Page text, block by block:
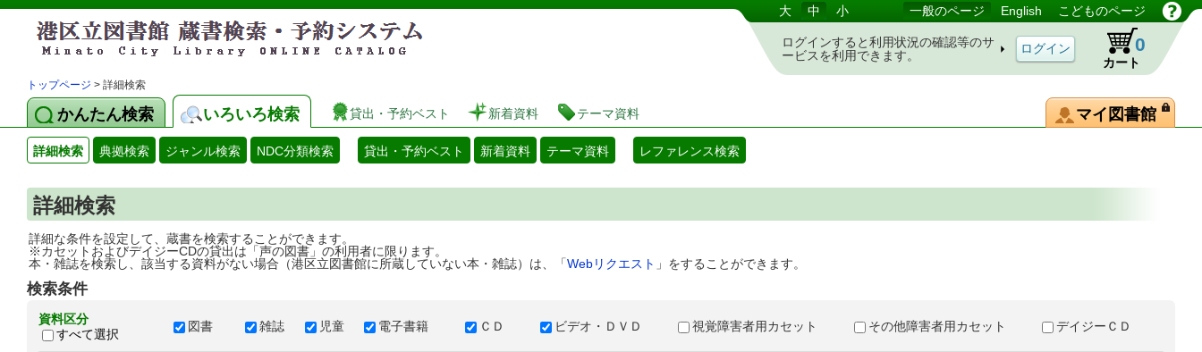
港区立図書館 蔵書検索・予約システム 大 中 小 一般のページ English こどものページ
ログインすると利用状況の確認等のサ
ービスを利用できます。
カート
0
トップページ > 詳細検索
かんたん検索 いろいろ検索 貸出・予約ベスト 新着資料 テーマ資料 マイ図書館
詳細検索 典拠検索 ジャンル検索 NDC分類検索 貸出・予約ベスト 新着資料 テーマ資料 レファレンス検索
詳細検索
詳細な条件を設定して、蔵書を検索することができます。
※カセットおよびデイジーCDの貸出は「声の図書」の利用者に限ります。
本・雑誌を検索し、該当する資料がない場合（港区立図書館に所蔵していない本・雑誌）は、「Webリクエスト 」をすることができます。
検索条件
資料区分
すべて選択
図書 雑誌 児童 電子書籍 ＣＤ ビデオ・ＤＶＤ 視覚障害者用カセット その他障害者用カセット デイジーＣＤ